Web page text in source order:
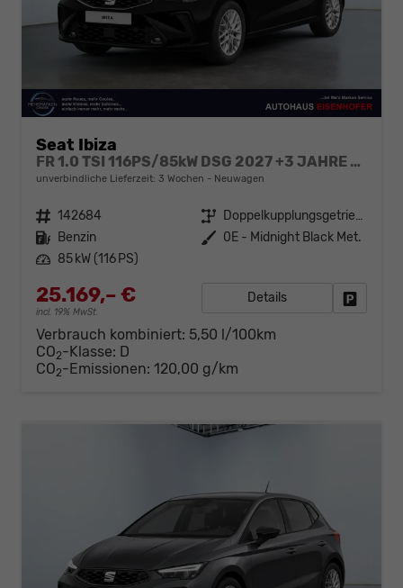
Seat Ibiza
FR 1.0 TSI 116PS/85kW DSG 2027 +3 JAHRE ERW. GARANTIE+18" ALU PERFORMANCE+KESSY+FULL LED+SAFE&DRIVING XL+ANHÄNGER VORBEREITUNG+10,25" DIGITAL COCKPIT
unverbindliche Lieferzeit: 3 Wochen Neuwagen
Fahrzeugnr. 142684 Getriebe
Doppelkupplungsgetriebe (DSG)
Kraftstoff Benzin Außenfarbe 0E - Midnight Black Met.
Leistung 85 kW (116 PS)
25.169,– €
incl. 19% MwSt.
Details
Verbrauch kombiniert: 5,50 l/100km
CO2-Klasse: D
CO2-Emissionen: 120,00 g/km